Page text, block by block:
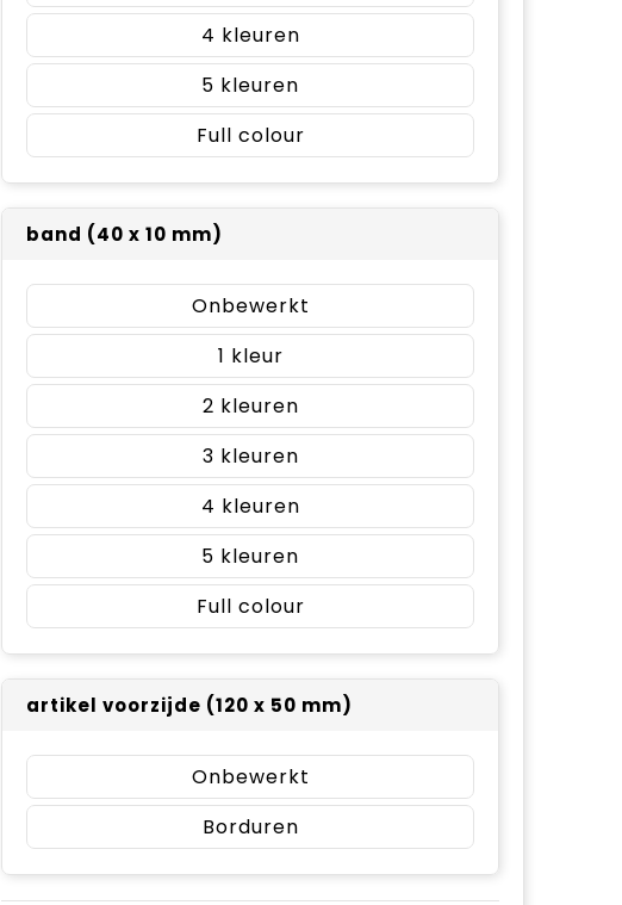
4
5
Full colour
band (40 x 10 mm)
Onbewerkt
1
2
3
4
5
Full colour
artikel voorzijde (120 x 50 mm)
Onbewerkt
Borduren